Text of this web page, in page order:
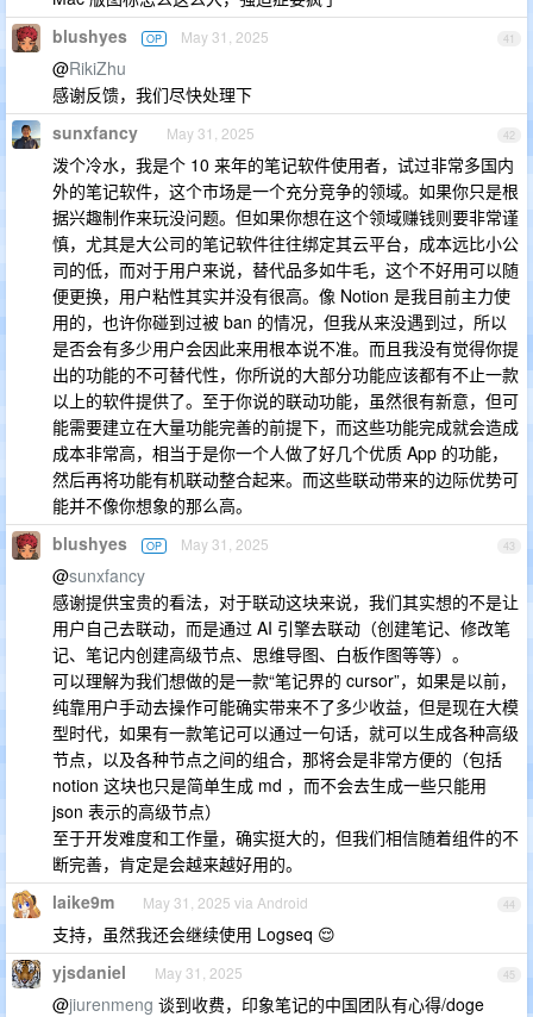
41
blushyes OP May 31, 2025
@RikiZhu
感谢反馈，我们尽快处理下
42
sunxfancy May 31, 2025
泼个冷水，我是个 10 来年的笔记软件使用者，试过非常多国内
外的笔记软件，这个市场是一个充分竞争的领域。如果你只是根
据兴趣制作来玩没问题。但如果你想在这个领域赚钱则要非常谨
慎，尤其是大公司的笔记软件往往绑定其云平台，成本远比小公
司的低，而对于用户来说，替代品多如牛毛，这个不好用可以随
便更换，用户粘性其实并没有很高。像 Notion 是我目前主力使
用的，也许你碰到过被 ban 的情况，但我从来没遇到过，所以
是否会有多少用户会因此来用根本说不准。而且我没有觉得你提
出的功能的不可替代性，你所说的大部分功能应该都有不止一款
以上的软件提供了。至于你说的联动功能，虽然很有新意，但可
能需要建立在大量功能完善的前提下，而这些功能完成就会造成
成本非常高，相当于是你一个人做了好几个优质 App 的功能，
然后再将功能有机联动整合起来。而这些联动带来的边际优势可
能并不像你想象的那么高。
43
blushyes OP May 31, 2025
@sunxfancy
感谢提供宝贵的看法，对于联动这块来说，我们其实想的不是让
用户自己去联动，而是通过 AI 引擎去联动（创建笔记、修改笔
记、笔记内创建高级节点、思维导图、白板作图等等）。
可以理解为我们想做的是一款“笔记界的 cursor”，如果是以前，
纯靠用户手动去操作可能确实带来不了多少收益，但是现在大模
型时代，如果有一款笔记可以通过一句话，就可以生成各种高级
节点，以及各种节点之间的组合，那将会是非常方便的（包括
notion 这块也只是简单生成 md ，而不会去生成一些只能用
json 表示的高级节点）
至于开发难度和工作量，确实挺大的，但我们相信随着组件的不
断完善，肯定是会越来越好用的。
44
laike9m May 31, 2025 via Android
支持，虽然我还会继续使用 Logseq 😌
45
yjsdaniel May 31, 2025
@jiurenmeng 谈到收费，印象笔记的中国团队有心得/doge